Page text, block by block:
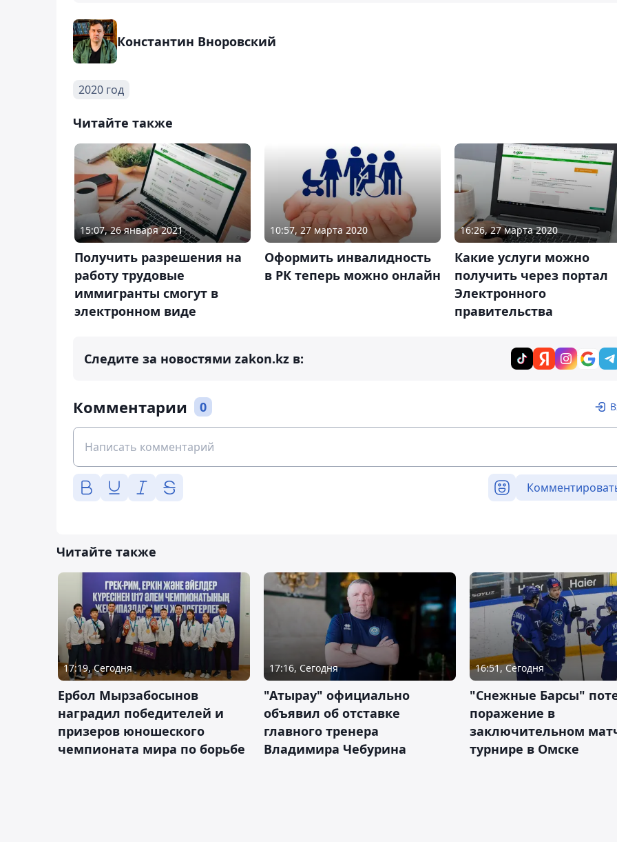
Константин Вноровский
2020 год
Читайте также
15:07, 26 января 2021
Получить разрешения на
работу трудовые
иммигранты смогут в
электронном виде
10:57, 27 марта 2020
Оформить инвалидность
в РК теперь можно онлайн
16:26, 27 марта 2020
Какие услуги можно
получить через портал
Электронного
правительства
Следите за новостями zakon.kz в:
Комментарии 0
Читайте также
17:19, Сегодня
Ербол Мырзабосынов
наградил победителей и
призеров юношеского
чемпионата мира по борьбе
17:16, Сегодня
"Атырау" официально
объявил об отставке
главного тренера
Владимира Чебурина
16:51, Сегодня
"Снежные Барсы"
поражение в
заключительном
турнире в Омске